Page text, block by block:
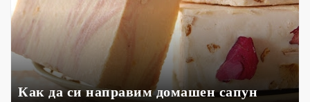
Как да си направим домашен сапун